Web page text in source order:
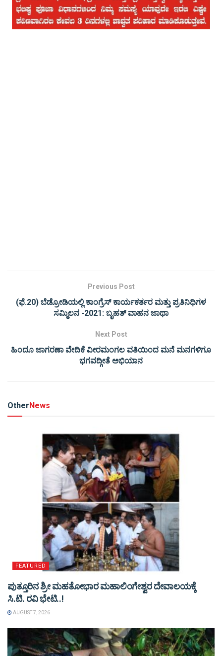
Previous Post
(ಫೆ.20) ಬೆಡ್ರೋಡಿಯಲ್ಲಿ ಕಾಂಗ್ರೆಸ್ ಕಾರ್ಯಕರ್ತರ ಮತ್ತು ಪ್ರತಿನಿಧಿಗಳ
ಸಮ್ಮಿಲನ -2021: ಬೃಹತ್ ವಾಹನ ಜಾಥಾ
Next Post
ಹಿಂದೂ ಜಾಗರಣಾ ವೇದಿಕೆ ವೀರಮಂಗಲ ವತಿಯಿಂದ ಮನೆ ಮನಗಳಿಗೂ
ಭಗವದ್ಗೀತೆ ಅಭಿಯಾನ
Other News
FEATURED
ಪುತ್ತೂರಿನ ಶ್ರೀ ಮಹತೋಭಾರ ಮಹಾಲಿಂಗೇಶ್ವರ ದೇವಾಲಯಕ್ಕೆ
ಸಿ.ಟಿ. ರವಿ ಭೇಟಿ..!
AUGUST 7, 2026